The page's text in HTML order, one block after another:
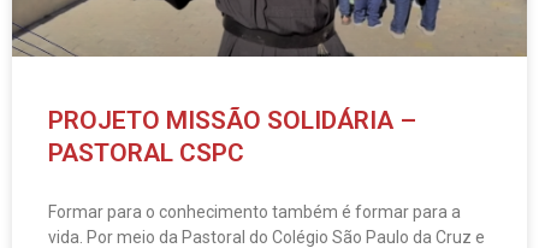
PROJETO MISSÃO SOLIDÁRIA –
PASTORAL CSPC
Formar para o conhecimento também é formar para a
vida. Por meio da Pastoral do Colégio São Paulo da Cruz e